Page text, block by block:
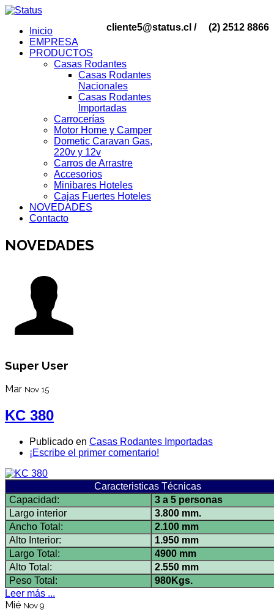
cliente5@status.cl / (2) 2512 8866
Inicio
EMPRESA
PRODUCTOS
Casas Rodantes
Casas Rodantes
Nacionales
Casas Rodantes
Importadas
Carrocerías
Motor Home y Camper
Dometic Caravan Gas,
220v y 12v
Carros de Arrastre
Accesorios
Minibares Hoteles
Cajas Fuertes Hoteles
NOVEDADES
Contacto
NOVEDADES
Super User
Mar Nov 15
KC 380
Publicado en Casas Rodantes Importadas
¡Escribe el primer comentario!
Caracteristicas Técnicas
Capacidad:
3 a 5 personas
Largo interior
3.800 mm.
Ancho Total:
2.100 mm
Alto Interior:
1.950 mm
Largo Total:
4900 mm
Alto Total:
2.550 mm
Peso Total :
980Kgs.
Leer más ...
Mié Nov 9